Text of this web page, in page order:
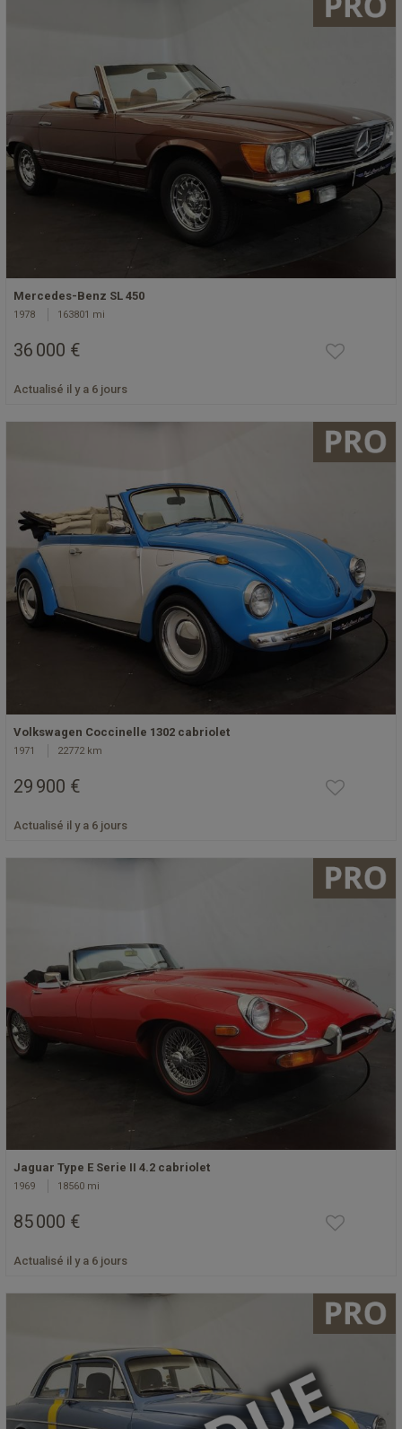
Mercedes-Benz SL 450
1978 163801 mi
36 000 €
Actualisé il y a 6 jours
Volkswagen Coccinelle 1302 cabriolet
1971 22772 km
29 900 €
Actualisé il y a 6 jours
Jaguar Type E Serie II 4.2 cabriolet
1969 18560 mi
85 000 €
Actualisé il y a 6 jours